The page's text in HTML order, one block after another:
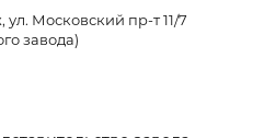
Московский пр-т 11/7
завода)